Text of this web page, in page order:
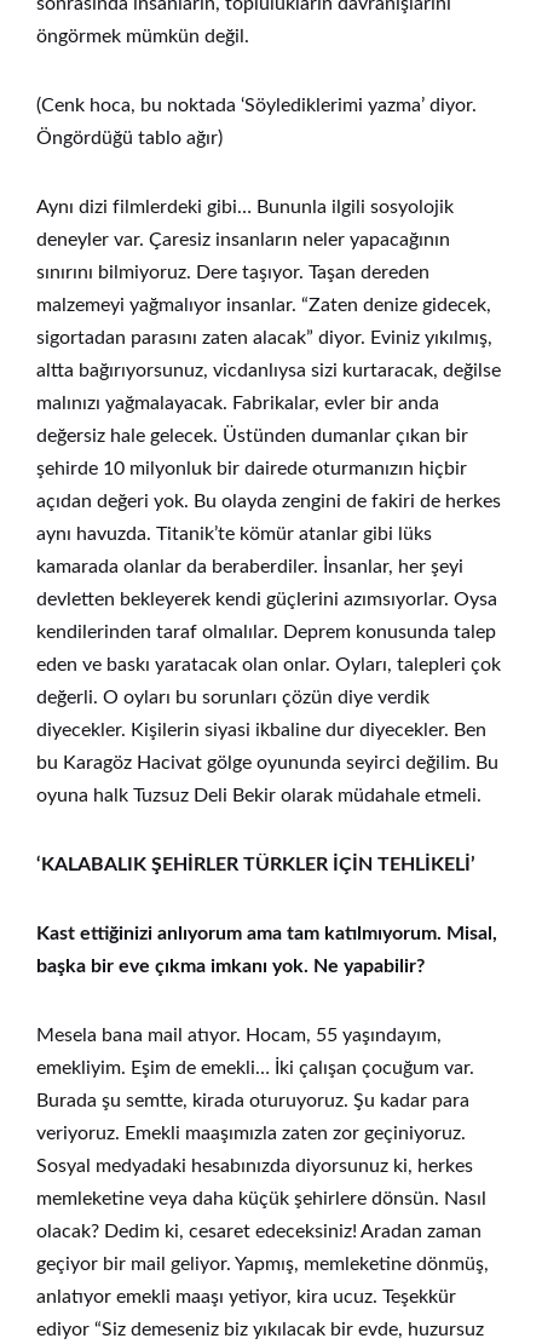
öngörmek mümkün değil.
(Cenk hoca, bu noktada ‘Söylediklerimi yazma’ diyor.
Öngördüğü tablo ağır)
Aynı dizi filmlerdeki gibi… Bununla ilgili sosyolojik
deneyler var. Çaresiz insanların neler yapacağının
sınırını bilmiyoruz. Dere taşıyor. Taşan dereden
malzemeyi yağmalıyor insanlar. “Zaten denize gidecek,
sigortadan parasını zaten alacak” diyor. Eviniz yıkılmış,
altta bağırıyorsunuz, vicdanlıysa sizi kurtaracak, değilse
malınızı yağmalayacak. Fabrikalar, evler bir anda
değersiz hale gelecek. Üstünden dumanlar çıkan bir
şehirde 10 milyonluk bir dairede oturmanızın hiçbir
açıdan değeri yok. Bu olayda zengini de fakiri de herkes
aynı havuzda. Titanik’te kömür atanlar gibi lüks
kamarada olanlar da beraberdiler. İnsanlar, her şeyi
devletten bekleyerek kendi güçlerini azımsıyorlar. Oysa
kendilerinden taraf olmalılar. Deprem konusunda talep
eden ve baskı yaratacak olan onlar. Oyları, talepleri çok
değerli. O oyları bu sorunları çözün diye verdik
diyecekler. Kişilerin siyasi ikbaline dur diyecekler. Ben
bu Karagöz Hacivat gölge oyununda seyirci değilim. Bu
oyuna halk Tuzsuz Deli Bekir olarak müdahale etmeli.
‘KALABALIK ŞEHİRLER TÜRKLER İÇİN TEHLİKELİ’
Kast ettiğinizi anlıyorum ama tam katılmıyorum. Misal,
başka bir eve çıkma imkanı yok. Ne yapabilir?
Mesela bana mail atıyor. Hocam, 55 yaşındayım,
emekliyim. Eşim de emekli… İki çalışan çocuğum var.
Burada şu semtte, kirada oturuyoruz. Şu kadar para
veriyoruz. Emekli maaşımızla zaten zor geçiniyoruz.
Sosyal medyadaki hesabınızda diyorsunuz ki, herkes
memleketine veya daha küçük şehirlere dönsün. Nasıl
olacak? Dedim ki, cesaret edeceksiniz! Aradan zaman
geçiyor bir mail geliyor. Yapmış, memleketine dönmüş,
anlatıyor emekli maaşı yetiyor, kira ucuz. Teşekkür
ediyor “Siz demeseniz biz yıkılacak bir evde, huzursuz